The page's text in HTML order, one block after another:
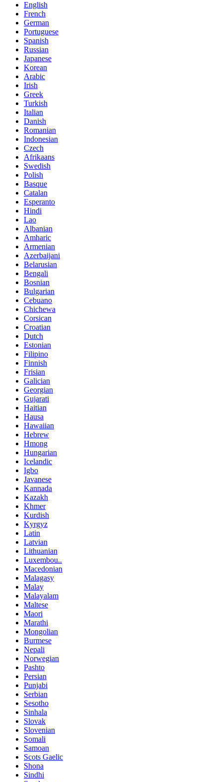
English
French
German
Portuguese
Spanish
Russian
Japanese
Korean
Arabic
Irish
Greek
Turkish
Italian
Danish
Romanian
Indonesian
Czech
Afrikaans
Swedish
Polish
Basque
Catalan
Esperanto
Hindi
Lao
Albanian
Amharic
Armenian
Azerbaijani
Belarusian
Bengali
Bosnian
Bulgarian
Cebuano
Chichewa
Corsican
Croatian
Dutch
Estonian
Filipino
Finnish
Frisian
Galician
Georgian
Gujarati
Haitian
Hausa
Hawaiian
Hebrew
Hmong
Hungarian
Icelandic
Igbo
Javanese
Kannada
Kazakh
Khmer
Kurdish
Kyrgyz
Latin
Latvian
Lithuanian
Luxembou..
Macedonian
Malagasy
Malay
Malayalam
Maltese
Maori
Marathi
Mongolian
Burmese
Nepali
Norwegian
Pashto
Persian
Punjabi
Serbian
Sesotho
Sinhala
Slovak
Slovenian
Somali
Samoan
Scots Gaelic
Shona
Sindhi